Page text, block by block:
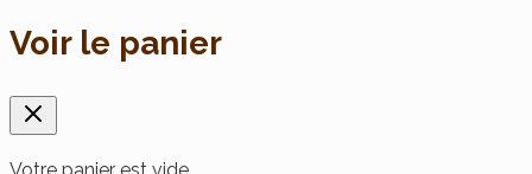
Voir le panier